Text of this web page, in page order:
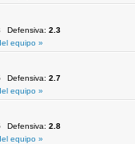
Defensiva: 2.3
equipo »
Defensiva: 2.7
equipo »
Defensiva: 2.8
equipo »